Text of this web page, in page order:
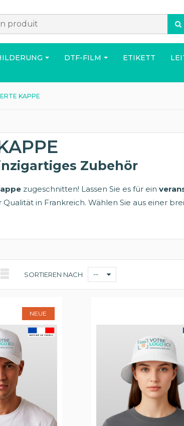
DTF-FILM ETIKETT
KAPPE
Zubehör
zugeschnitten! Lassen Sie es für ein
in Frankreich. Wählen Sie aus einer
SORTIEREN NACH --
NEUE